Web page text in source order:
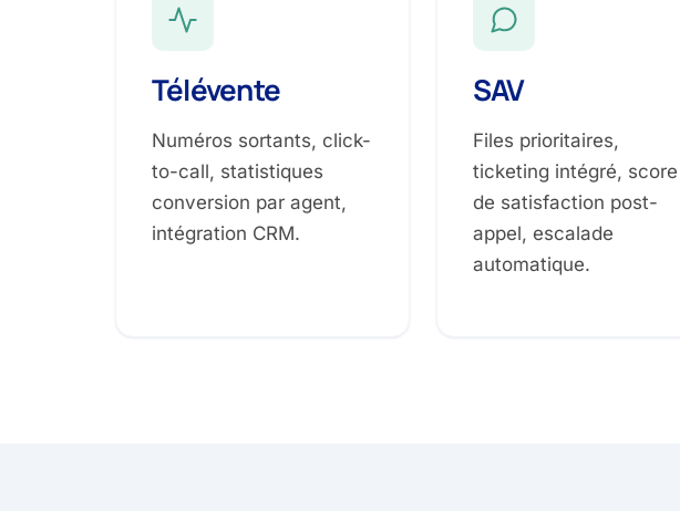
Télévente
Numéros sortants, click-
to-call, statistiques
conversion par agent,
intégration CRM.
SAV
Files prioritaires,
ticketing intégré, score
de satisfaction post-
appel, escalade
automatique.